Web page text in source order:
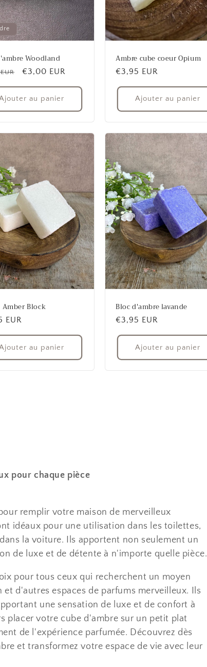
Woodland
Prix
€3,00 EUR
au panier
Ambre cube coeur Opium
Prix
€3,95 EUR
Ajouter au panier
Block
EUR
au panier
Bloc d'ambre lavande
Prix
habituel
€3,95 EUR
Ajouter au panier
pour chaque pièce
remplir votre maison de merveilleux
idéaux pour une utilisation dans les toilettes,
la voiture. Ils apportent non seulement un
de luxe et de détente à n'importe quelle pièce.
pour tous ceux qui recherchent un moyen
d'autres espaces de parfums merveilleux. Ils
une sensation de luxe et de confort à
placer votre cube d'ambre sur un petit plat
de l'expérience parfumée. Découvrez dès
et transformez votre espace de vie avec leur